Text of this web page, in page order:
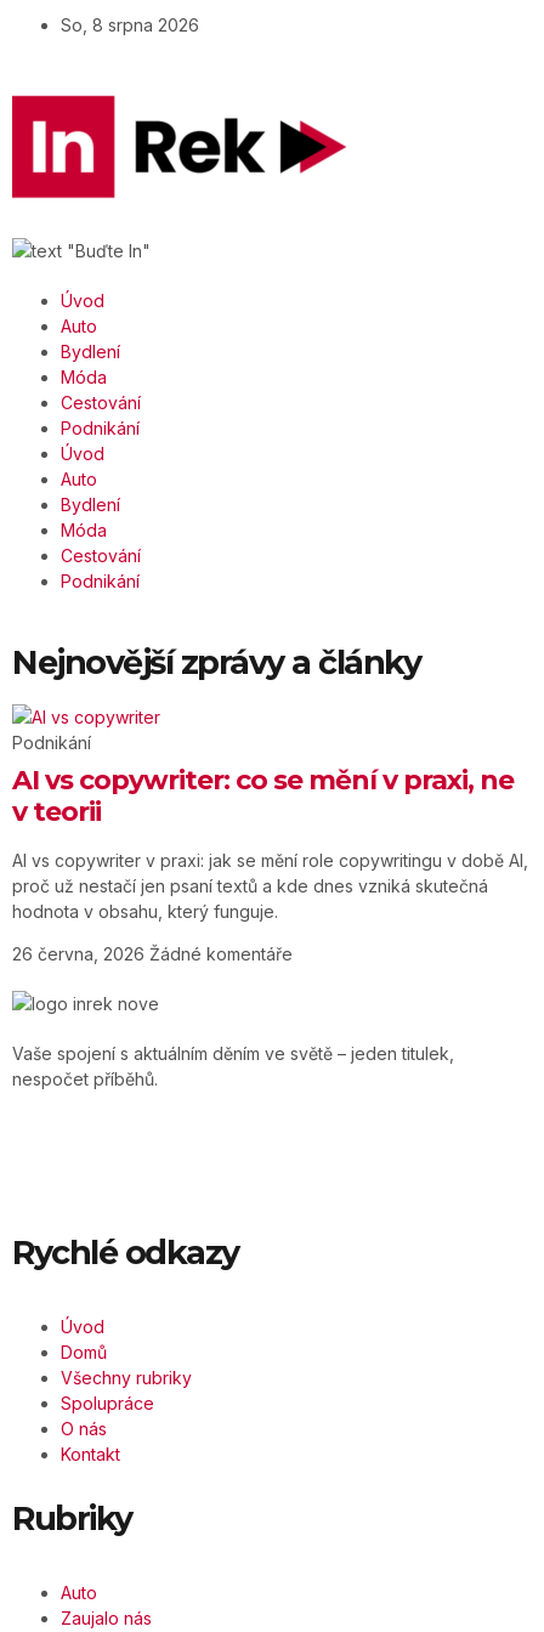
So, 8 srpna 2026
Úvod
Auto
Bydlení
Móda
Cestování
Podnikání
Úvod
Auto
Bydlení
Móda
Cestování
Podnikání
Nejnovější zprávy a články
Podnikání
AI vs copywriter: co se mění v praxi, ne
v teorii
AI vs copywriter v praxi: jak se mění role copywritingu v době AI,
proč už nestačí jen psaní textů a kde dnes vzniká skutečná
hodnota v obsahu, který funguje.
26 června, 2026 Žádné komentáře
Vaše spojení s aktuálním děním ve světě – jeden titulek,
nespočet příběhů.
Rychlé odkazy
Úvod
Domů
Všechny rubriky
Spolupráce
O nás
Kontakt
Rubriky
Auto
Zaujalo nás